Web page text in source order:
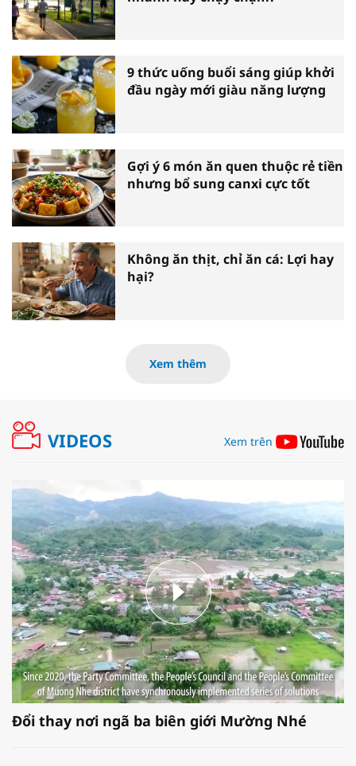
9 thức uống buổi sáng giúp khởi
đầu ngày mới giàu năng lượng
Gợi ý 6 món ăn quen thuộc rẻ tiền
nhưng bổ sung canxi cực tốt
Không ăn thịt, chỉ ăn cá: Lợi hay
hại?
Xem thêm
VIDEOS Xem trên
Đổi thay nơi ngã ba biên giới Mường Nhé